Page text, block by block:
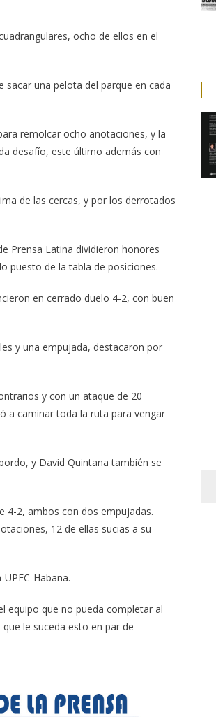
ocho de ellos en el
una pelota del parque en cada
remolcar ocho anotaciones, y la
desafío, este último además con
de las cercas, y por los derrotados
Prensa Latina dividieron honores
puesto de la tabla de posiciones.
en cerrado duelo 4-2, con buen
y una empujada, destacaron por
y con un ataque de 20
a caminar toda la ruta para vengar
y David Quintana también se
4-2, ambos con dos empujadas.
12 de ellas sucias a su
Habana.
equipo que no pueda completar al
le suceda esto en par de